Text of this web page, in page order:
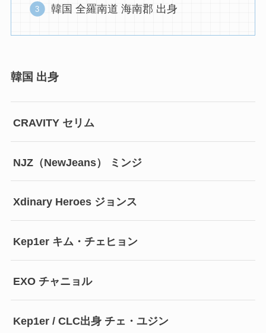
韓国 全羅南道 海南郡 出身
韓国 出身
CRAVITY セリム
NJZ（NewJeans） ミンジ
Xdinary Heroes ジョンス
Kep1er キム・チェヒョン
EXO チャニョル
Kep1er / CLC出身 チェ・ユジン